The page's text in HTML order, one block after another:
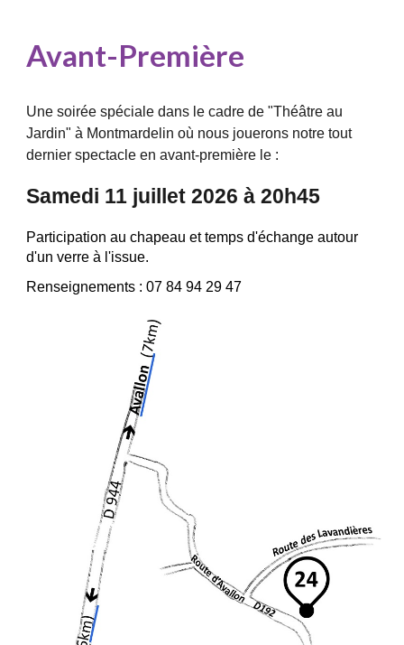
Avant-Première
Une soirée spéciale dans le cadre de "Théâtre au
Jardin" à Montmardelin où nous jouerons notre tout
dernier spectacle en avant-première le :
Samedi 11 juillet 2026 à 20h45
Participation au chapeau et temps d'échange autour
d'un verre à l'issue.
Renseignements : 07 84 94 29 47